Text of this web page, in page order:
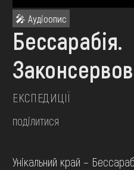
ОНЛАЙН-КРАМНИЦЯ
ПІДТРИМАТИ
🎤 Аудіоопис
Бессарабія.
ЕКСПЕДИЦІЇ
поділитися
Унікальний край –